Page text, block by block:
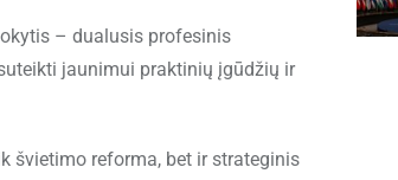
– dualusis profesinis
jaunimui praktinių įgūdžių ir
švietimo reforma, bet ir strateginis